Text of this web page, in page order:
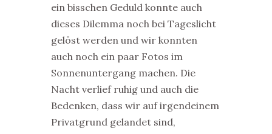
ein bisschen Geduld konnte auch
dieses Dilemma noch bei Tageslicht
gelöst werden und wir konnten
auch noch ein paar Fotos im
Sonnenuntergang machen. Die
Nacht verlief ruhig und auch die
Bedenken, dass wir auf irgendeinem
Privatgrund gelandet sind,